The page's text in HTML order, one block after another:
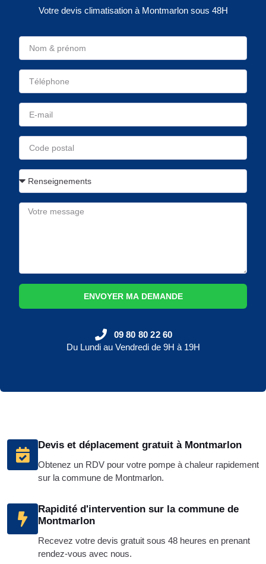
Devis et déplacement gratuit à Montmarlon
Obtenez un RDV pour votre pompe à chaleur rapidement
sur la commune de Montmarlon.
Rapidité d'intervention sur la commune de
Montmarlon
Recevez votre devis gratuit sous 48 heures en prenant
rendez-vous avec nous.
Votre devis climatisation à Montmarlon sous 48H
ENVOYER MA DEMANDE
09 80 80 22 60
Du Lundi au Vendredi de 9H à 19H